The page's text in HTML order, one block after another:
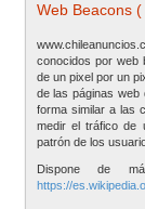
Web Beacons
conocidos por web
de un pixel por un
de las páginas
forma similar a las
medir el tráfico de
patrón de los
Dispone de
https://